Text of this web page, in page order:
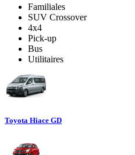
Familiales
SUV Crossover
4x4
Pick-up
Bus
Utilitaires
Toyota Hiace GD